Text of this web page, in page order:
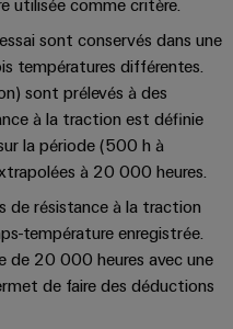
utilisée comme critère.
sont conservés dans une
températures différentes.
sont prélevés à des
à la traction est définie
la période (500 h à
à 20 000 heures.
de résistance à la traction
température enregistrée.
de 20 000 heures avec une
de faire des déductions